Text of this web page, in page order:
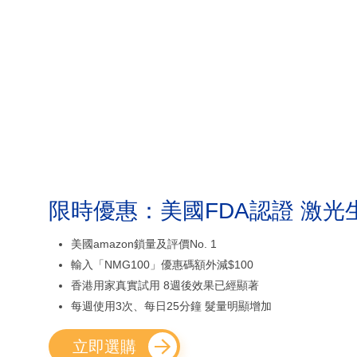
限時優惠：美國FDA認證 激光
美國amazon鎖量及評價No. 1
輸入「NMG100」優惠碼額外減$100
香港用家真實試用 8週後效果已經顯著
每週使用3次、每日25分鐘 髮量明顯增加
立即選購